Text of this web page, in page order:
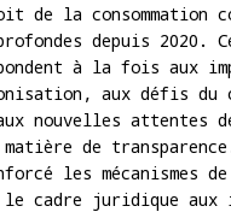
de la consommation
depuis 2020.
à la fois aux
aux défis du
nouvelles attentes
matière de
les mécanismes
cadre juridique aux